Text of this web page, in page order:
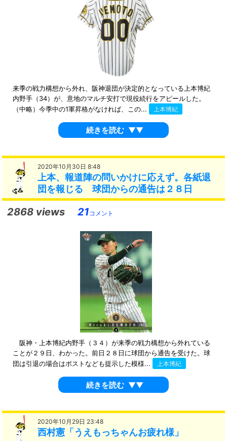
来季の戦力構想から外れ、阪神退団が決定的となっている上本博紀
内野手（34）が、意地のマルチ安打で現役続行をアピールした。
（中略）今季中の1軍昇格がなければ、この...
上本博紀
続きを読む ▼▼
2020年10月30日 8:48
上本、報道陣の問いかけに応えず。各紙退
団を報じる 球団からの通告は２８日
2868 views 21コメント
阪神・上本博紀内野手（３４）が来季の戦力構想から外れている
ことが２９日、わかった。前日２８日に球団から通告を受けた。球
団は引退の場合はポストなども提示した模様...
上本博紀
続きを読む ▼▼
2020年10月29日 23:48
西村憲「うえもっちゃんお疲れ様」